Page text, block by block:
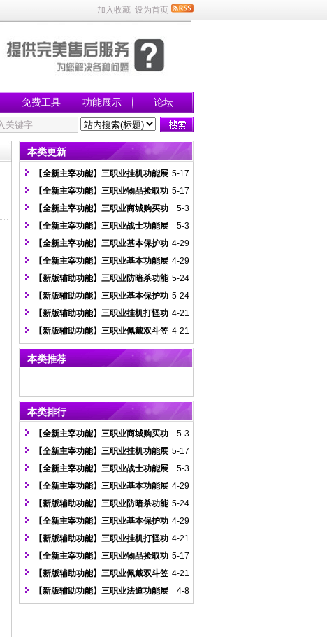
加入收藏 设为首页
免费工具 功能展示 论坛
本类更新
5-17
【全新主宰功能】三职业挂机功能展
示图
5-17
【全新主宰功能】三职业物品捡取功
能展示图
5-3
【全新主宰功能】三职业商城购买功
能展示图
5-3
【全新主宰功能】三职业战士功能展
示图
4-29
【全新主宰功能】三职业基本保护功
能展示图
4-29
【全新主宰功能】三职业基本功能展
示图
5-24
【新版辅助功能】三职业防暗杀功能
展示图
5-24
【新版辅助功能】三职业基本保护功
能展示图
4-21
【新版辅助功能】三职业挂机打怪功
能展示图
4-21
【新版辅助功能】三职业佩戴双斗笠
功能展示图
本类推荐
本类排行
5-3
【全新主宰功能】三职业商城购买功
能展示图
5-17
【全新主宰功能】三职业挂机功能展
示图
5-3
【全新主宰功能】三职业战士功能展
示图
4-29
【全新主宰功能】三职业基本功能展
示图
5-24
【新版辅助功能】三职业防暗杀功能
展示图
4-29
【全新主宰功能】三职业基本保护功
能展示图
4-21
【新版辅助功能】三职业挂机打怪功
能展示图
5-17
【全新主宰功能】三职业物品捡取功
能展示图
4-21
【新版辅助功能】三职业佩戴双斗笠
功能展示图
4-8
【新版辅助功能】三职业法道功能展